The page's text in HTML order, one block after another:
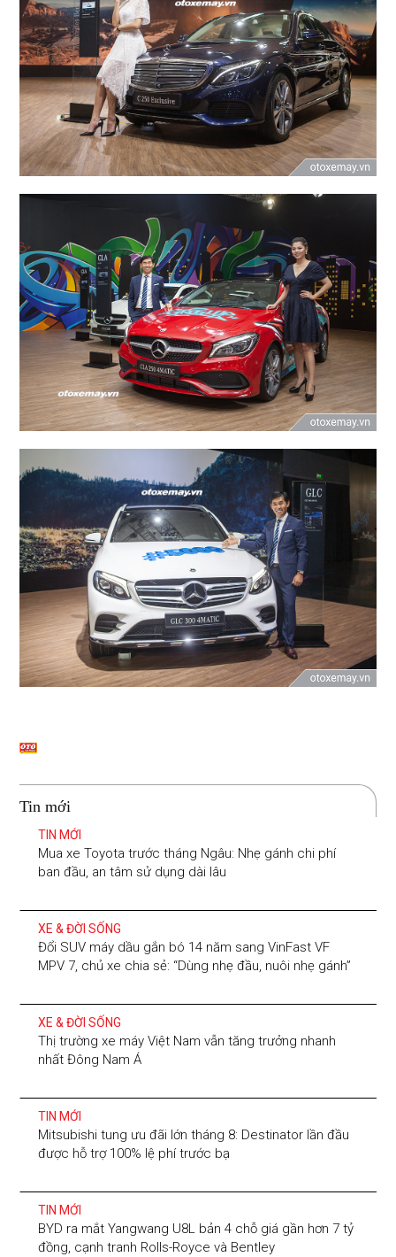
Tin mới
TIN MỚI
Mua xe Toyota trước tháng Ngâu: Nhẹ gánh chi phí
ban đầu, an tâm sử dụng dài lâu
XE & ĐỜI SỐNG
Đổi SUV máy dầu gắn bó 14 năm sang VinFast VF
MPV 7, chủ xe chia sẻ: “Dùng nhẹ đầu, nuôi nhẹ gánh”
XE & ĐỜI SỐNG
Thị trường xe máy Việt Nam vẫn tăng trưởng nhanh
nhất Đông Nam Á
TIN MỚI
Mitsubishi tung ưu đãi lớn tháng 8: Destinator lần đầu
được hỗ trợ 100% lệ phí trước bạ
TIN MỚI
BYD ra mắt Yangwang U8L bản 4 chỗ giá gần hơn 7 tỷ
đồng, cạnh tranh Rolls-Royce và Bentley